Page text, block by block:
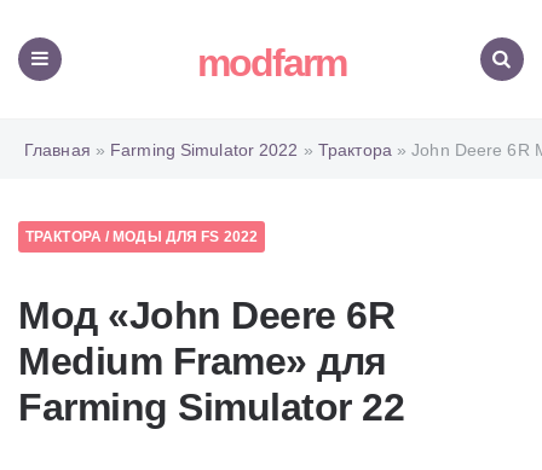
modfarm
Главная » Farming Simulator 2022 » Трактора » John Deere 6R
ТРАКТОРА/ МОДЫ ДЛЯ FS 2022
Мод «John Deere 6R
Medium Frame» для
Farming Simulator 22